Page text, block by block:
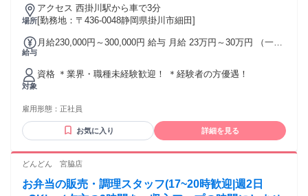
列、受付、サービス業、営業、営業アシスタント、営業サポ
ートなど
場所
アクセス 西掛川駅から車で3分
[勤務地：〒436-0048静岡県掛川市細田]
給与
月給230,000円～300,000円 給与 月給 23万円～30万円 （一律
支給です！ 交通費：交通費支給 交通費規定支給
対象
資格 ＊業界・職種未経験歓迎！ ＊経験者の方優遇！
雇用形態： 正社員
お気に入り 詳細を見る
どんどん 宮脇店
お弁当の販売・調理スタッフ(17~20時歓迎|週2日